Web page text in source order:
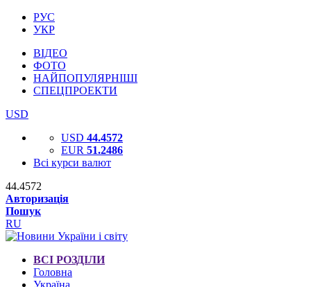
РУС
УКР
ВІДЕО
ФОТО
НАЙПОПУЛЯРНІШІ
СПЕЦПРОЕКТИ
USD
USD 44.4572
EUR 51.2486
Всі курси валют
44.4572
Авторизація
Пошук
RU
ВСІ РОЗДІЛИ
Головна
Україна